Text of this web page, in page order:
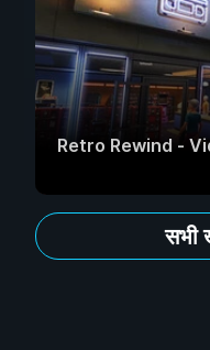
Retro Rewind -
सभी